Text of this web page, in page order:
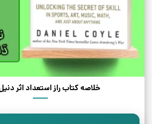
خلاصه کتاب راز استعداد اثر